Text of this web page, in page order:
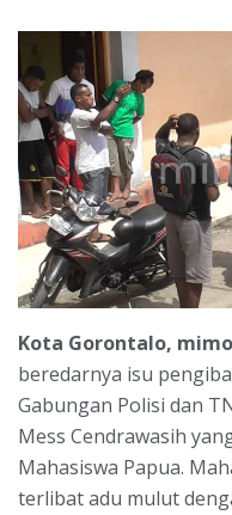
Kota Gorontalo,
beredarnya isu
Gabungan Polisi dan
Mess Cendrawasih
Mahasiswa Papua.
terlibat adu mulut